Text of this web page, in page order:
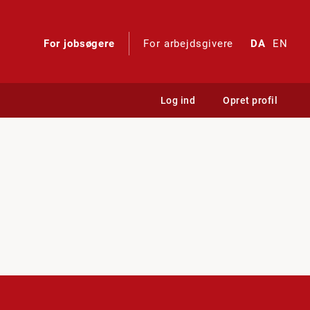
For jobsøgere For arbejdsgivere DA EN
Log ind Opret profil